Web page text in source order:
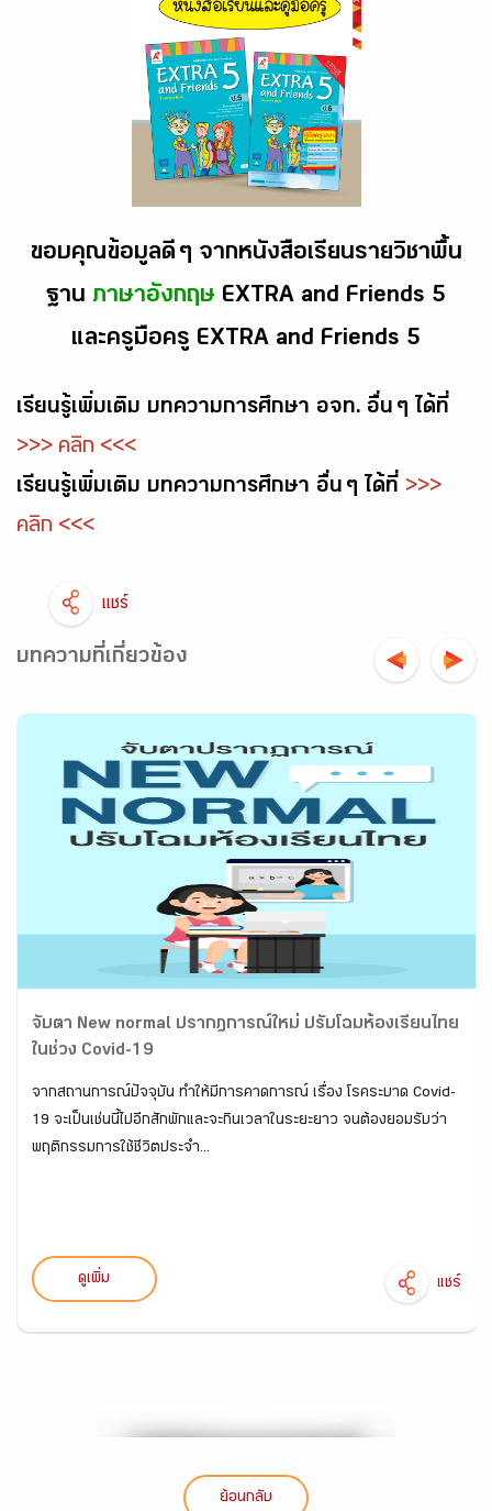
ขอบคุณข้อมูลดี ๆ จากหนังสือเรียนรายวิชาพื้น
ฐาน ภาษาอังกฤษ EXTRA and Friends 5
และครูมือครู EXTRA and Friends 5
เรียนรู้เพิ่มเติม บทความการศึกษา อจท. อื่น ๆ ได้ที่
>>> คลิก <<<
เรียนรู้เพิ่มเติม บทความการศึกษา อื่น ๆ ได้ที่ >>>
คลิก <<<
แชร์
บทความที่เกี่ยวข้อง
จับตา New normal ปรากฎการณ์ใหม่ ปรับโฉมห้องเรียนไทย
ในช่วง Covid-19
จากสถานการณ์ปัจจุบัน ทำให้มีการคาดการณ์ เรื่อง โรคระบาด Covid-
19 จะเป็นเช่นนี้ไปอีกสักพักและจะกินเวลาในระยะยาว จนต้องยอมรับว่า
พฤติกรรมการใช้ชีวิตประจำ...
ดูเพิ่ม แชร์
ย้อนกลับ